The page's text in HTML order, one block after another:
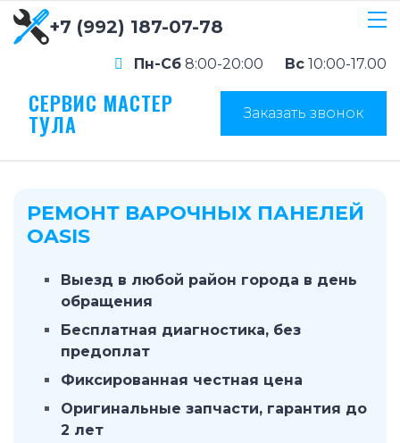
+7 (992) 187-07-78
Пн-Сб 8:00-20:00 Вс 10:00-17.00
СЕРВИС МАСТЕР
ТУЛА Заказать звонок
РЕМОНТ ВАРОЧНЫХ ПАНЕЛЕЙ
OASIS
Выезд в любой район города в день
обращения
Бесплатная диагностика, без
предоплат
Фиксированная честная цена
Оригинальные запчасти, гарантия до
2 лет